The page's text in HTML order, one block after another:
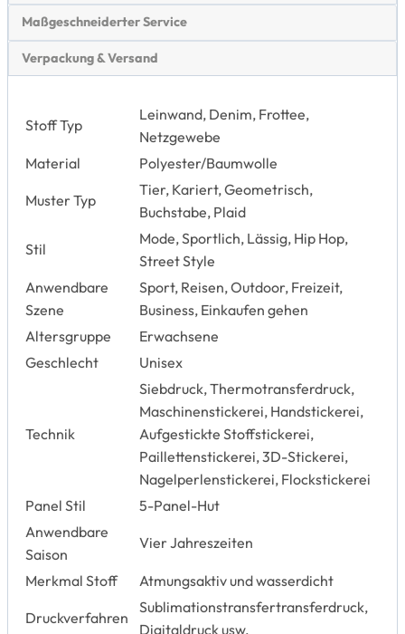
Maßgeschneiderter Service
Verpackung & Versand
Stoff Typ
Leinwand, Denim, Frottee,
Netzgewebe
Material
Polyester/Baumwolle
Muster Typ
Tier, Kariert, Geometrisch,
Buchstabe, Plaid
Stil
Mode, Sportlich, Lässig, Hip Hop,
Street Style
Anwendbare
Szene
Sport, Reisen, Outdoor, Freizeit,
Business, Einkaufen gehen
Altersgruppe
Erwachsene
Geschlecht
Unisex
Technik
Siebdruck, Thermotransferdruck,
Maschinenstickerei, Handstickerei,
Aufgestickte Stoffstickerei,
Paillettenstickerei, 3D-Stickerei,
Nagelperlenstickerei, Flockstickerei
Panel Stil
5-Panel-Hut
Anwendbare
Saison
Vier Jahreszeiten
Merkmal Stoff Atmungsaktiv und wasserdicht
Druckverfahren
Sublimationstransfertransferdruck,
Digitaldruck usw.